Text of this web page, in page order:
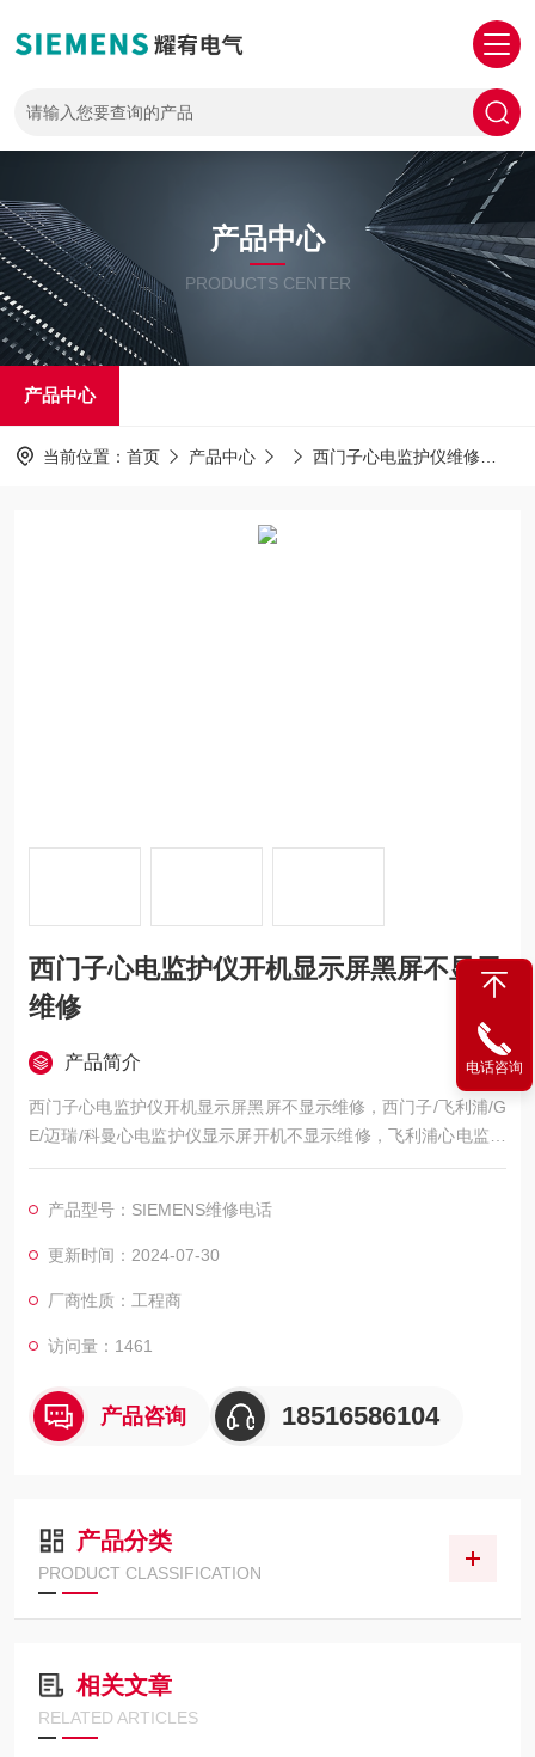
产品中心
PRODUCTS CENTER
产品中心
当前位置： 首页 产品中心 西门子心电监护仪维修
西门子心电监护仪开机显示屏黑屏不显示
维修
产品简介
西门子心电监护仪开机显示屏黑屏不显示维修，西门子/飞利浦/G
E/迈瑞/科曼心电监护仪显示屏开机不显示维修，飞利浦心电监护
仪开机屏幕黑屏不亮维修，飞利浦心电监护仪开机屏幕显示白屏/
利浦心电监护仪心电图波行杂乱维修，屏幕显示的呼吸波行弱/呼
吸信号弱维修，飞利浦心电监护仪心电扫描基线漂移/漂触显示屏
产品型号：SIEMENS维修电话
更新时间：2024-07-30
厂商性质：工程商
访问量：1461
产品咨询 18516586104
产品分类
PRODUCT CLASSIFICATION
相关文章
RELATED ARTICLES
电话咨询